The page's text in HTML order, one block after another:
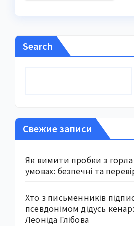
Search
Свежие записи
Як вимити пробки з
умовах: безпечні та
Хто з письменників
псевдонімом дідусь кенар:
Леоніда Глібова